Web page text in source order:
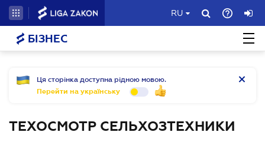
RU
БІЗНЕС
Ця сторінка доступна рідною мовою.
Перейти на українську
ТЕХОСМОТР СЕЛЬХОЗТЕХНИКИ